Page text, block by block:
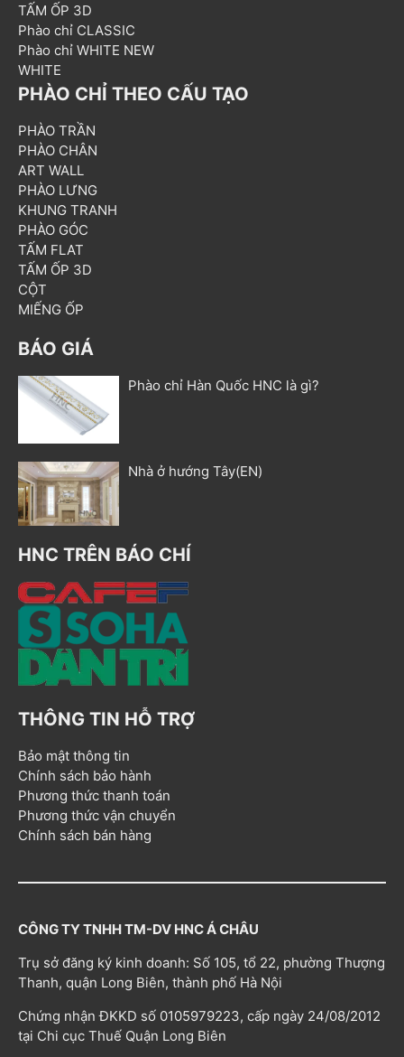
TẤM ỐP 3D
Phào chỉ CLASSIC
Phào chỉ WHITE NEW
WHITE
PHÀO CHỈ THEO CẤU TẠO
PHÀO TRẦN
PHÀO CHÂN
ART WALL
PHÀO LƯNG
KHUNG TRANH
PHÀO GÓC
TẤM FLAT
TẤM ỐP 3D
CỘT
MIẾNG ỐP
BÁO GIÁ
Phào chỉ Hàn Quốc HNC là gì?
Nhà ở hướng Tây(EN)
HNC TRÊN BÁO CHÍ
THÔNG TIN HỖ TRỢ
Bảo mật thông tin
Chính sách bảo hành
Phương thức thanh toán
Phương thức vận chuyển
Chính sách bán hàng
CÔNG TY TNHH TM-DV HNC Á CHÂU
Trụ sở đăng ký kinh doanh: Số 105, tổ 22, phường Thượng
Thanh, quận Long Biên, thành phố Hà Nội
Chứng nhận ĐKKD số 0105979223, cấp ngày 24/08/2012
tại Chi cục Thuế Quận Long Biên